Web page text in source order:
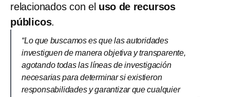
relacionados con el uso de recursos
públicos.
“Lo que buscamos es que las autoridades
investiguen de manera objetiva y transparente,
agotando todas las líneas de investigación
necesarias para determinar si existieron
responsabilidades y garantizar que cualquier